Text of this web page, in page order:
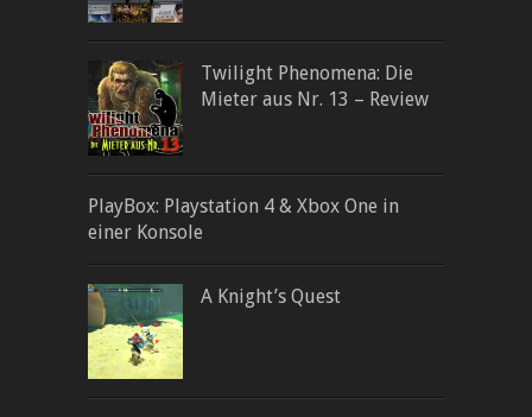
Twilight Phenomena: Die
Mieter aus Nr. 13 – Review
PlayBox: Playstation 4 & Xbox One in
einer Konsole
A Knight’s Quest